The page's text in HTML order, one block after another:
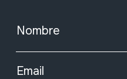
Nombre
Email